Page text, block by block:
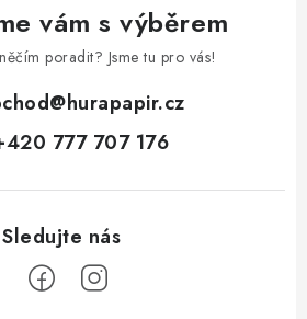
vám s výběrem
poradit? Jsme tu pro vás!
@hurapapir.cz
777 707 176